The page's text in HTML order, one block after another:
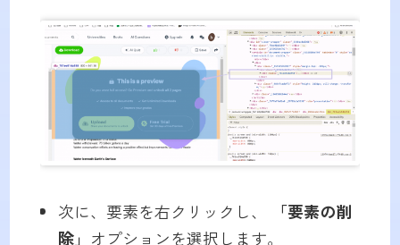
次に、要素を右クリックし、
「要素の削
除」 オプションを選択します。